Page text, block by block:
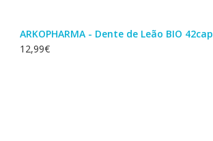
ARKOPHARMA - Dente de Leão BIO 42cap
12,99€